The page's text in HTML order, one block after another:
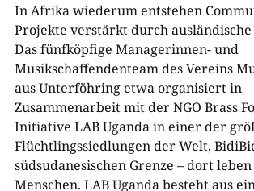
In Afrika wiederum entstehen
Projekte verstärkt durch
Das fünfköpfige Managerinnen- und
Musikschaffendenteam des Vereins
aus Unterföhring etwa organisiert in
Zusammenarbeit mit der NGO Brass
Initiative LAB Uganda in einer der
Flüchtlingssiedlungen der Welt,
südsudanesischen Grenze – dort leben
Menschen. LAB Uganda besteht aus